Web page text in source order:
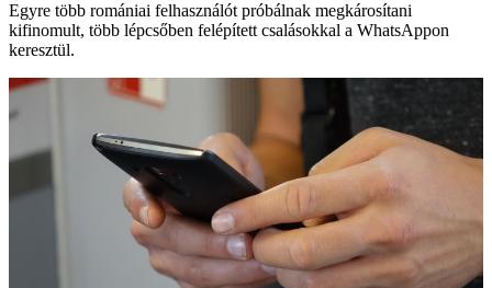
Egyre több romániai felhasználót próbálnak megkárosítani
kifinomult, több lépcsőben felépített csalásokkal a WhatsAppon
keresztül.